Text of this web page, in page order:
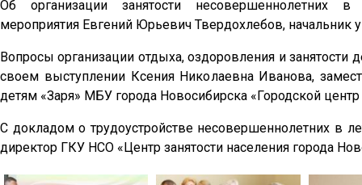
Об организации занятости несовершеннолетних
мероприятия Евгений Юрьевич Твердохлебов,
Вопросы организации отдыха, оздоровления и занятости
своем выступлении Ксения Николаевна Иванова,
детям «Заря» МБУ города Новосибирска «Городской
С докладом о трудоустройстве несовершеннолетних в
директор ГКУ НСО «Центр занятости населения города